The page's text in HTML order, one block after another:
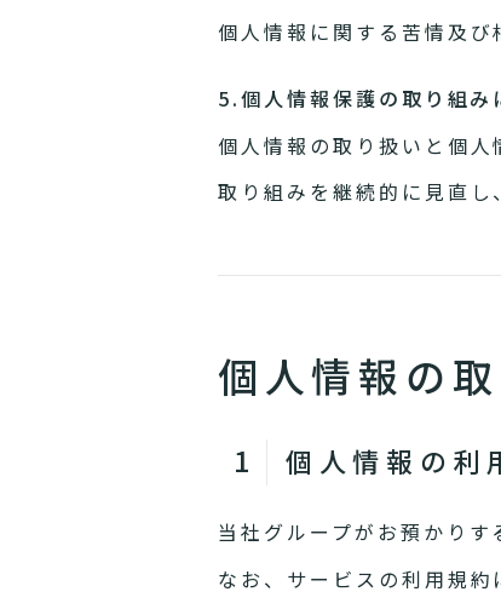
個人情報に関する苦情及び
5.個人情報保護の取り組み
個人情報の取り扱いと個
取り組みを継続的に見直し
個人情報の
個人情報の利
当社グループがお預かりす
なお、サービスの利用規